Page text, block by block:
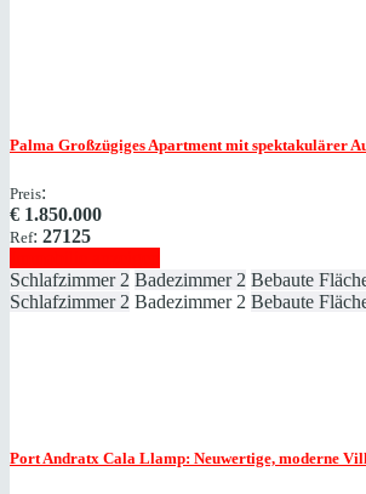
Palma Großzügiges Apartment mit spektakulärer
Preis:
€ 1.850.000
Ref: 27125
Schlafzimmer 2 Badezimmer 2 Bebaute
Schlafzimmer 2 Badezimmer 2 Bebaute
Port Andratx Cala Llamp: Neuwertige, moderne